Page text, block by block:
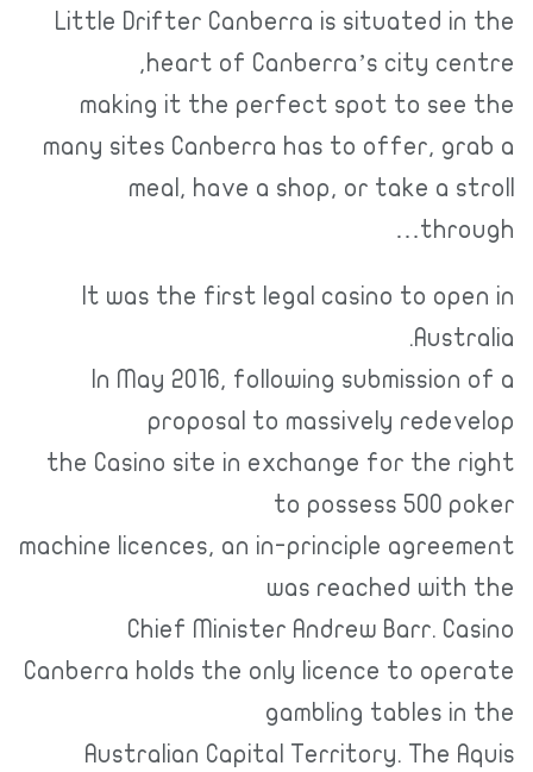
Little Drifter Canberra is situated in the
heart of Canberra’s city centre,
making it the perfect spot to see the
many sites Canberra has to offer, grab a
meal, have a shop, or take a stroll
through…
It was the first legal casino to open in
Australia.
In May 2016, following submission of a
proposal to massively redevelop
the Casino site in exchange for the right
to possess 500 poker
machine licences, an in-principle agreement
was reached with the
Chief Minister Andrew Barr. Casino
Canberra holds the only licence to operate
gambling tables in the
Australian Capital Territory. The Aquis